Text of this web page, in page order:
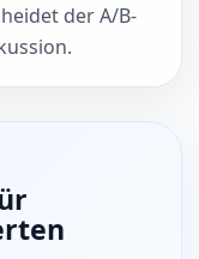
der A/B-